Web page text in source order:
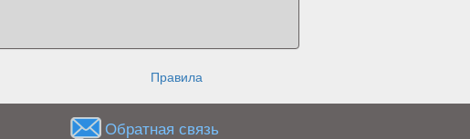
Правила
Обратная связь